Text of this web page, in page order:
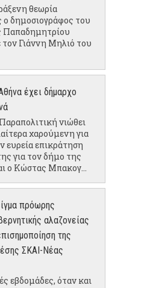
θεωρία
ο δημοσιογράφος του
Γιάννη Μηλιό του
έχει δήμαρχο
νιώθει
χαρούμενη για
ευρεία επικράτηση
για τον δήμο της
ο Κώστας Μπακογ...
πρόωρης
αλαζονείας
της
ΣΚΑΙ-Νέας
εβδομάδες, όταν και